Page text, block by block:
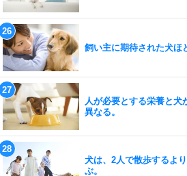
飼い主に期待された犬ほ
人が必要とする栄養と犬
異なる。
犬は、2人で散歩するよ
ぶ。